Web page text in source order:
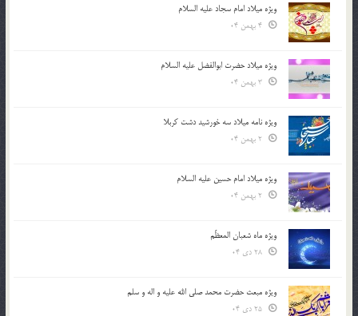
ویژه میلاد امام سجاد علیه السلام
ویژه میلاد حضرت ابوالفضل علیه السلام
ویژه نامه میلاد سه خورشید دشت کربلا
ویژه میلاد امام حسین علیه السلام
ویژه ماه شعبان المعظّم
ویژه مبعث حضرت محمد صلی الله علیه و اله و سلم